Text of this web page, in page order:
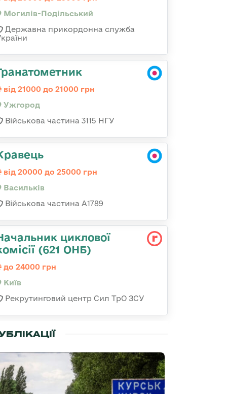
Могилів-Подільський
Державна прикордонна служба
від 21000 до 21000 грн
Ужгород
Військова частина 3115 НГУ
від 20000 до 25000 грн
Васильків
Військова частина А1789
циклової
(621 ОНБ)
до 24000 грн
Київ
Рекрутинговий центр Сил ТрО ЗСУ